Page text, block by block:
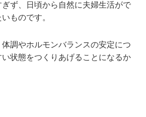
ず、日頃から自然に夫婦生活がで
ものです。
調やホルモンバランスの安定につ
状態をつくりあげることになるか